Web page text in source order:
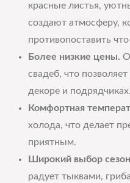
красные листья,
создают атмосферу,
противопоставить
Более низкие цены.
свадеб, что
декоре и подрядчиках.
Комфортная
холода, что делает
приятным.
Широкий выбор
радует тыквами,